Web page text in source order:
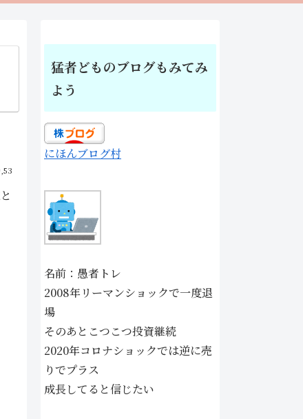
猛者どものブログもみてみ
よう
にほんブログ村
名前：愚者トレ
2008年リーマンショックで一度退
場
そのあとこつこつ投資継続
2020年コロナショックでは逆に売
りでプラス
成長してると信じたい